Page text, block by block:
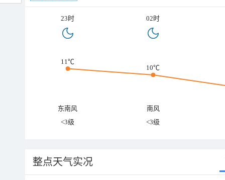
23时 02时
11℃
10℃
东南风
南风
<3级
<3级
整点天气实况